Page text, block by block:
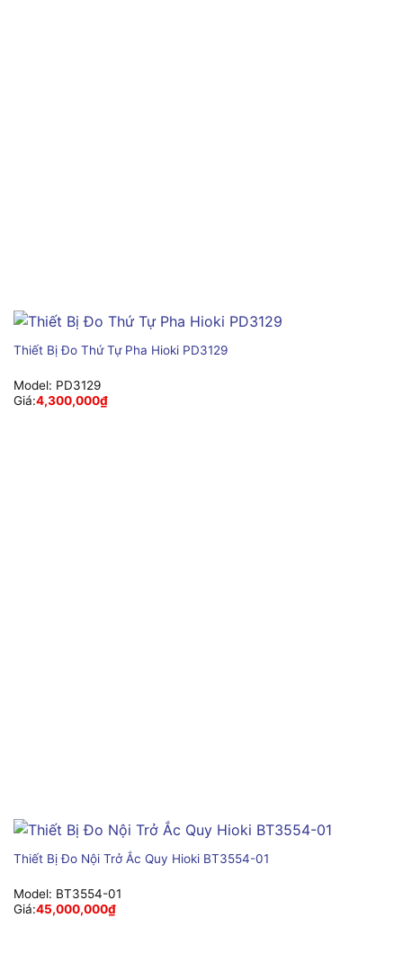
Thiết Bị Đo Thứ Tự Pha Hioki PD3129
Model: PD3129
Giá:4,300,000₫
Thiết Bị Đo Nội Trở Ắc Quy Hioki BT3554-01
Model: BT3554-01
Giá:45,000,000₫